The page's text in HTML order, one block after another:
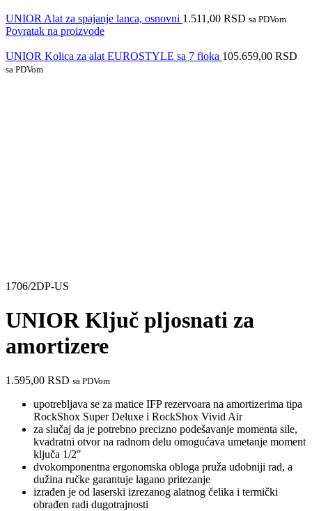
UNIOR Alat za spajanje lanca, osnovni 1.511,00 RSD sa PDVom
Povratak na proizvode
UNIOR Kolica za alat EUROSTYLE sa 7 fioka 105.659,00 RSD
sa PDVom
1706/2DP-US
UNIOR Ključ pljosnati za
amortizere
1.595,00 RSD sa PDVom
upotrebljava se za matice IFP rezervoara na amortizerima tipa
RockShox Super Deluxe i RockShox Vivid Air
za slučaj da je potrebno precizno podešavanje momenta sile,
kvadratni otvor na radnom delu omogućava umetanje moment
ključa 1/2″
dvokomponentna ergonomska obloga pruža udobniji rad, a
dužina ručke garantuje lagano pritezanje
izrađen je od laserski izrezanog alatnog čelika i termički
obrađen radi dugotrajnosti